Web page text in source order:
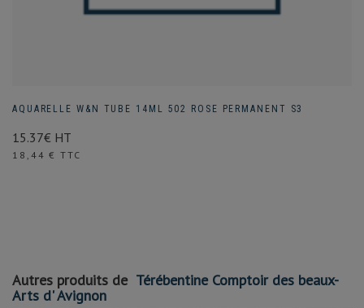
AQUARELLE W&N TUBE 14ML 502 ROSE PERMANENT S3
15.37€ HT
Prix
18,44 € TTC
Autres produits de Térébentine Comptoir des beaux-
Arts d' Avignon